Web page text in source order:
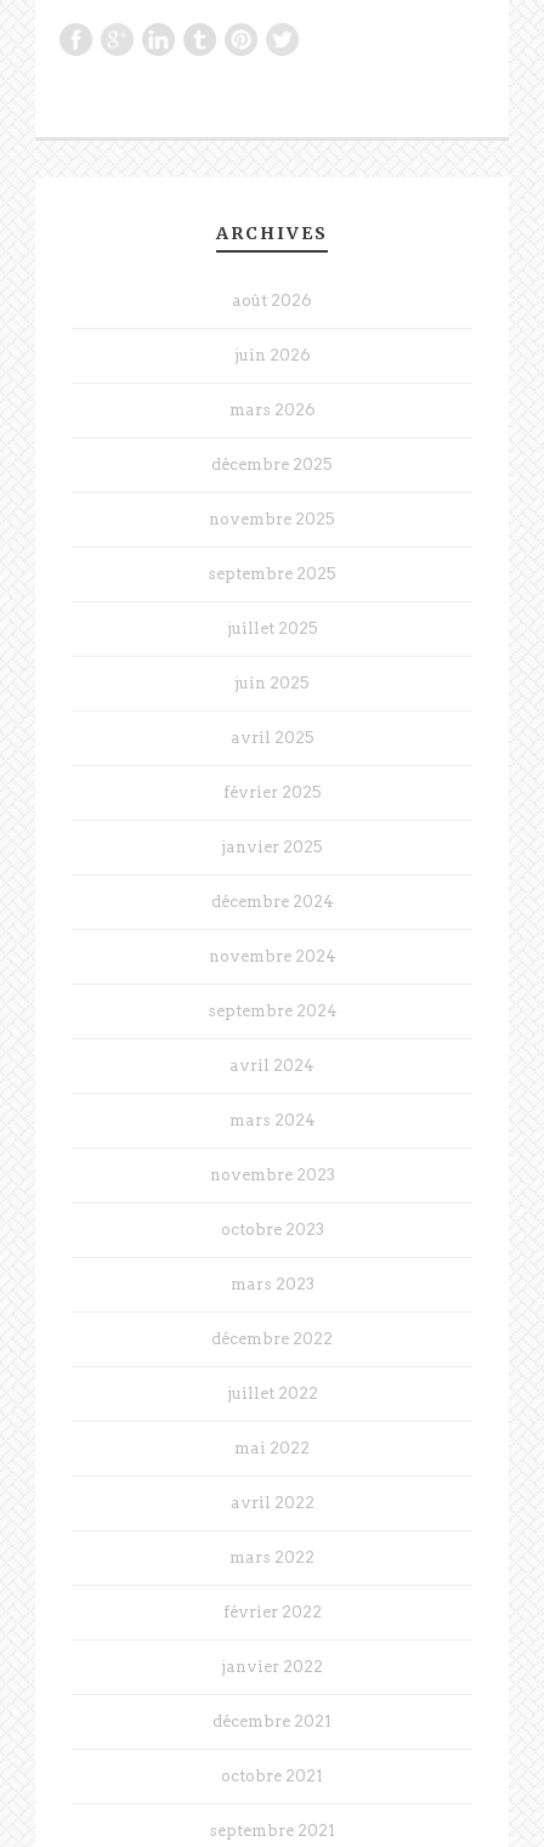
ARCHIVES
août 2026
juin 2026
mars 2026
décembre 2025
novembre 2025
septembre 2025
juillet 2025
juin 2025
avril 2025
février 2025
janvier 2025
décembre 2024
novembre 2024
septembre 2024
avril 2024
mars 2024
novembre 2023
octobre 2023
mars 2023
décembre 2022
juillet 2022
mai 2022
avril 2022
mars 2022
février 2022
janvier 2022
décembre 2021
octobre 2021
septembre 2021